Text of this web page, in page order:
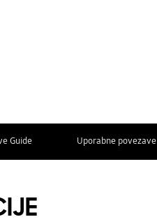
Guide Uporabne povezave